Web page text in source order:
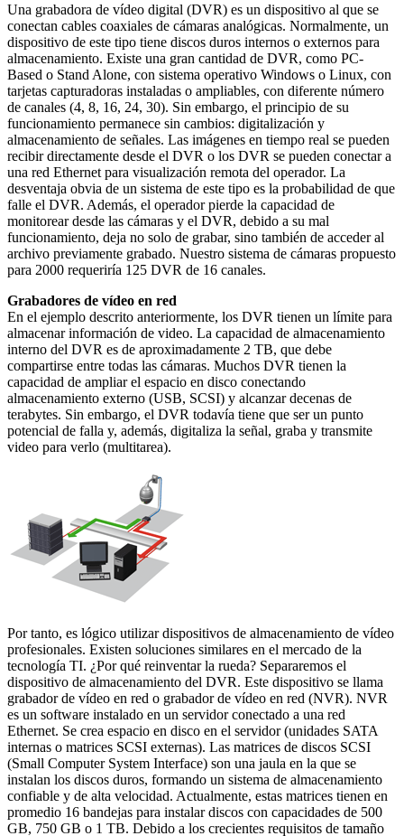
Una grabadora de vídeo digital (DVR) es un dispositivo al que se
conectan cables coaxiales de cámaras analógicas. Normalmente, un
dispositivo de este tipo tiene discos duros internos o externos para
almacenamiento. Existe una gran cantidad de DVR, como PC-
Based o Stand Alone, con sistema operativo Windows o Linux, con
tarjetas capturadoras instaladas o ampliables, con diferente número
de canales (4, 8, 16, 24, 30). Sin embargo, el principio de su
funcionamiento permanece sin cambios: digitalización y
almacenamiento de señales. Las imágenes en tiempo real se pueden
recibir directamente desde el DVR o los DVR se pueden conectar a
una red Ethernet para visualización remota del operador. La
desventaja obvia de un sistema de este tipo es la probabilidad de que
falle el DVR. Además, el operador pierde la capacidad de
monitorear desde las cámaras y el DVR, debido a su mal
funcionamiento, deja no solo de grabar, sino también de acceder al
archivo previamente grabado. Nuestro sistema de cámaras propuesto
para 2000 requeriría 125 DVR de 16 canales.
Grabadores de vídeo en red
En el ejemplo descrito anteriormente, los DVR tienen un límite para
almacenar información de video. La capacidad de almacenamiento
interno del DVR es de aproximadamente 2 TB, que debe
compartirse entre todas las cámaras. Muchos DVR tienen la
capacidad de ampliar el espacio en disco conectando
almacenamiento externo (USB, SCSI) y alcanzar decenas de
terabytes. Sin embargo, el DVR todavía tiene que ser un punto
potencial de falla y, además, digitaliza la señal, graba y transmite
video para verlo (multitarea).
Por tanto, es lógico utilizar dispositivos de almacenamiento de vídeo
profesionales. Existen soluciones similares en el mercado de la
tecnología TI. ¿Por qué reinventar la rueda? Separaremos el
dispositivo de almacenamiento del DVR. Este dispositivo se llama
grabador de vídeo en red o grabador de vídeo en red (NVR). NVR
es un software instalado en un servidor conectado a una red
Ethernet. Se crea espacio en disco en el servidor (unidades SATA
internas o matrices SCSI externas). Las matrices de discos SCSI
(Small Computer System Interface) son una jaula en la que se
instalan los discos duros, formando un sistema de almacenamiento
confiable y de alta velocidad. Actualmente, estas matrices tienen en
promedio 16 bandejas para instalar discos con capacidades de 500
GB, 750 GB o 1 TB. Debido a los crecientes requisitos de tamaño